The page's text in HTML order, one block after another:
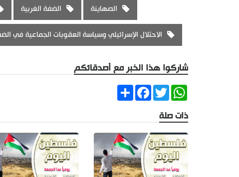
الصهاينة الضفة الغربية
الاحتلال الإسرائيلي وسياسة العقوبات الجماعية في
شاركوا هذا الخبر مع أصدقائكم
ShareFacebookTwitter
WhatsApp
ذات صلة